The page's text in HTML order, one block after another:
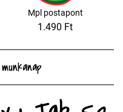
Mpl postapont
1.490 Ft